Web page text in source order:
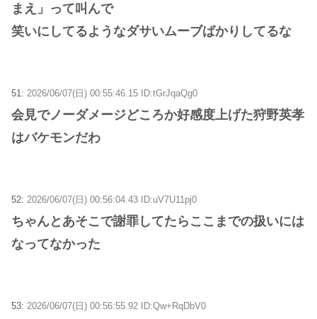
まえ」って叫んで
笑いにしてるようなダサいムーブばかりしてるな
51: 2026/06/07(日) 00:55:46.15 ID:tGrJqaQg0
会見でノーダメージどころか好感度上げた狩野英孝
はバケモンだわ
52: 2026/06/07(日) 00:56:04.43 ID:uV7U11pj0
ちゃんとあそこで謝罪してたらここまでの扱いには
なってなかった
53: 2026/06/07(日) 00:56:55.92 ID:Qw+RqDbV0